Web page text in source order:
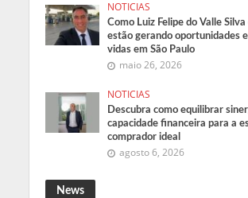
NOTICIAS
Como Luiz Felipe do Valle Silva
estão gerando oportunidades
vidas em São Paulo
maio 26, 2026
NOTICIAS
Descubra como equilibrar
capacidade financeira para a
comprador ideal
agosto 6, 2026
News